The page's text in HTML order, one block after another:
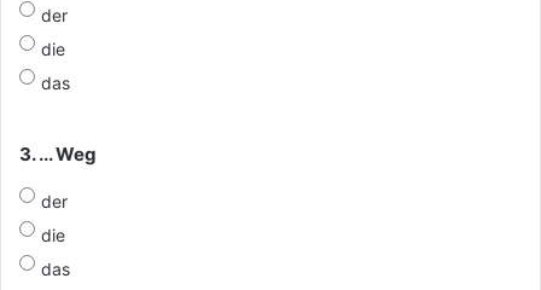
der
die
das
3. ... Weg
der
die
das